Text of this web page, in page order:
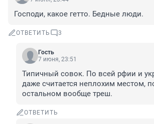
Господи, какое гетто. Бедные люди.
ОТВЕТИТЬ 3
Гость
7 июня, 23:51
Типичный совок. По всей рфии и
даже считается неплохим местом,
остальном вообще треш.
ОТВЕТИТЬ